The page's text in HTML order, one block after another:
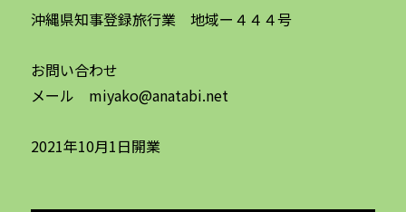
沖縄県知事登録旅行業 地域ー４４４号
お問い合わせ
メール miyako@anatabi.net
2021年10月1日開業